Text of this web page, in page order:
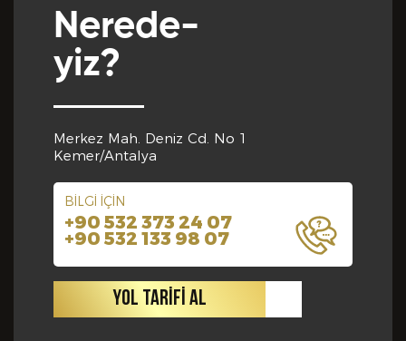
Nerede-
yiz?
Merkez Mah. Deniz Cd. No 1
Kemer/Antalya
BİLGİ İÇİN
+90 532 373 24 07
+90 532 133 98 07
YOL TARİFİ AL
Yabancı Dil *
Yabancı Dil Seviyesi *
Departman *